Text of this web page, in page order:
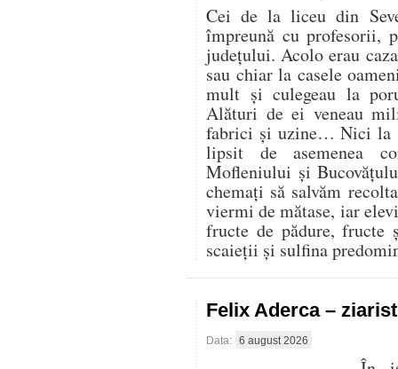
Cei de la liceu din
împreună cu profesorii,
județului. Acolo erau
sau chiar la casele
mult și culegeau la
Alături de ei veneau
fabrici și uzine… Nici la
lipsit de asemenea
Mofleniului și
chemați să salvăm
viermi de mătase, iar
fructe de pădure, fructe
scaieții și sulfina
Felix Aderca –
Data: 6 august 2026